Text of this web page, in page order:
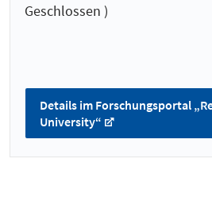
Geschlossen )
Details im Forschungsportal
University“